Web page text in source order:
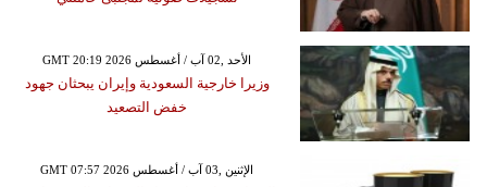
GMT 20:19 2026 الأحد ,02 آب / أغسطس
وزيرا خارجية السعودية وإيران يبحثان جهود
خفض التصعيد
GMT 07:57 2026 الإثنين ,03 آب / أغسطس